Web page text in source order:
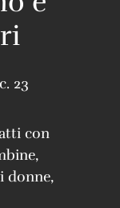
23
con
,
donne,